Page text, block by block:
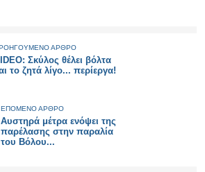
ΑΡΘΡΟ
Σκύλος θέλει βόλτα
το ζητά λίγο... περίεργα!
ΕΠΟΜΕΝΟ ΑΡΘΡΟ
Αυστηρά μέτρα ενόψει της
παρέλασης στην παραλία
του Βόλου...